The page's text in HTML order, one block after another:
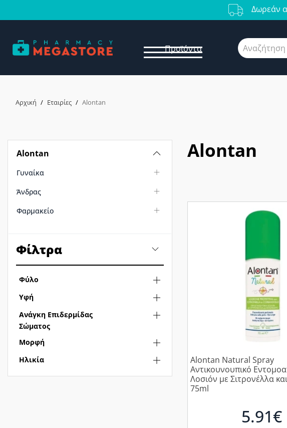
Δωρεάν
Προϊόντα
Αρχική / Εταιρίες / Alontan
Alontan
Γυναίκα
Άνδρας
Φαρμακείο
Φίλτρα
Φύλο
Υφή
Ανάγκη Επιδερμίδας
Σώματος
Μορφή
Ηλικία
Alontan
Alontan Natural Spray
Αντικουνουπικό
Λοσιόν με Σιτρονέλλα
75ml
5.91€